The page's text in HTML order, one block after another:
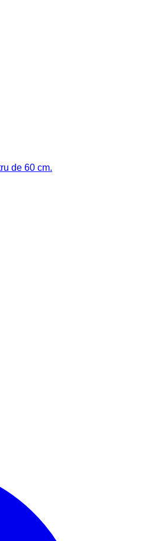
de 60 cm.